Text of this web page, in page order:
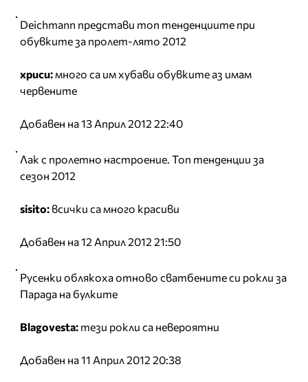
Deichmann представи топ тенденциите при
обувките за пролет-лято 2012
хриси:много са им хубави обувките аз имам
червените
Добавен на 13 Април 2012 22:40
Лак с пролетно настроение. Топ тенденции за
сезон 2012
sisito: всички са много красиви
Добавен на 12 Април 2012 21:50
Русенки облякоха отново сватбените си рокли за
Парада на булките
Blagovesta: тези рокли са невероятни
Добавен на 11 Април 2012 20:38